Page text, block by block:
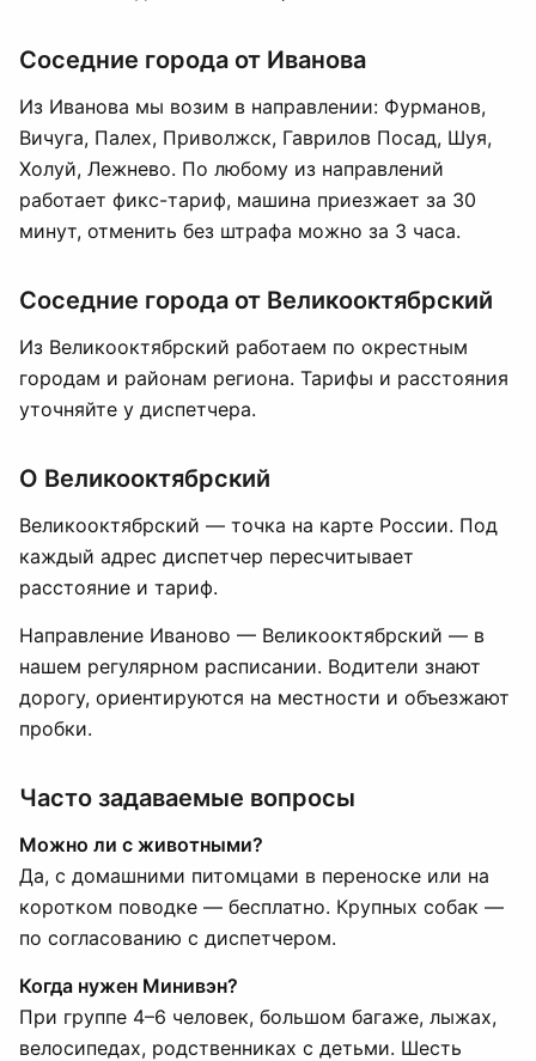
Соседние города от Иванова
Из Иванова мы возим в направлении: Фурманов,
Вичуга, Палех, Приволжск, Гаврилов Посад, Шуя,
Холуй, Лежнево. По любому из направлений
работает фикс-тариф, машина приезжает за 30
минут, отменить без штрафа можно за 3 часа.
Соседние города от Великооктябрский
Из Великооктябрский работаем по окрестным
городам и районам региона. Тарифы и расстояния
уточняйте у диспетчера.
О Великооктябрский
Великооктябрский — точка на карте России. Под
каждый адрес диспетчер пересчитывает
расстояние и тариф.
Направление Иваново — Великооктябрский — в
нашем регулярном расписании. Водители знают
дорогу, ориентируются на местности и объезжают
пробки.
Часто задаваемые вопросы
Можно ли с животными?
Да, с домашними питомцами в переноске или на
коротком поводке — бесплатно. Крупных собак —
по согласованию с диспетчером.
Когда нужен Минивэн?
При группе 4–6 человек, большом багаже, лыжах,
велосипедах, родственниках с детьми. Шесть